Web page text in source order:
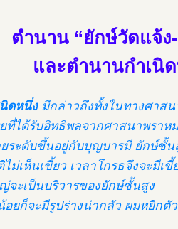
ตำนาน “ยักษ์วัดแจ้ง
และตำนานกำเนิ
ดหนึ่งมีกล่าวถึงทั้งในทางศาส
ที่ได้รับอิทธิพลจากศาสนาพรา
ยระดับขึ้นอยู่กับบุญบารมี ยักษ์ชั้น
ม่เห็นเขี้ยว เวลาโกรธจึงจะมีเ
ะเป็นบริวารของยักษ์ชั้นสูง
ยก็จะมีรูปร่างน่ากลัว ผมหยิกตั